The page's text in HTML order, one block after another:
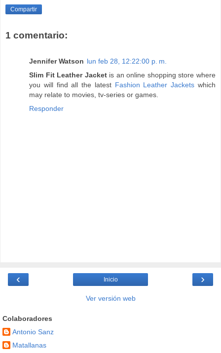
Compartir
1 comentario:
Jennifer Watson lun feb 28, 12:22:00 p. m.
Slim Fit Leather Jacket is an online shopping store where
you will find all the latest Fashion Leather Jackets which
may relate to movies, tv-series or games.
Responder
‹ ›
Inicio
Ver versión web
Colaboradores
Antonio Sanz
Matallanas